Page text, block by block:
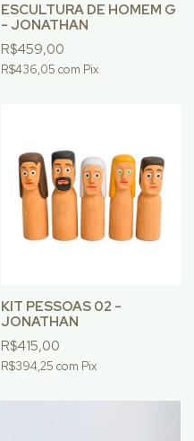
ESCULTURA DE HOMEM G
- JONATHAN
R$459,00
R$436,05 com Pix
KIT PESSOAS 02 -
JONATHAN
R$415,00
R$394,25 com Pix